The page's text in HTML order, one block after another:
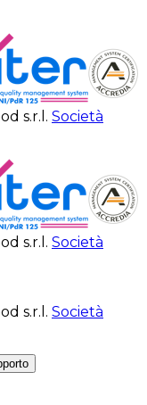
s.r.l. Società
s.r.l. Società
s.r.l. Società